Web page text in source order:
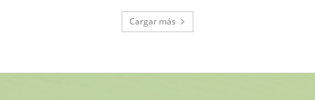
Cargar más